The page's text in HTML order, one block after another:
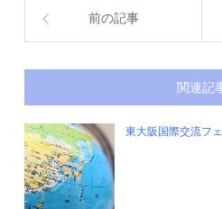
前の記事
関連記
東大阪国際交流フ